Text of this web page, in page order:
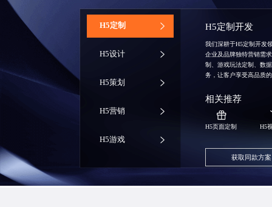
‌H5定制
H5设计
H5策划
H5营销
H5游戏
H5定制开发
我们深耕于H5定制开发
企业及品牌独特营销需
制、游戏玩法定制、数
务，让客户享受高品质
相关推荐
H5页面定制 H5
获取同款方案